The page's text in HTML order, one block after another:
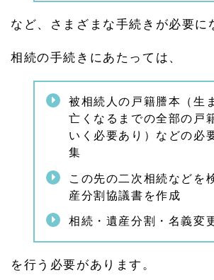
など、さまざまな手続きが必要に
相続の手続きにあたっては、
被相続人の戸籍謄本（生
亡くなるまでの全部の戸
いく必要あり）などの必
集
この先の二次相続などを
産分割協議書を作成
相続・遺産分割・名義変
を行う必要があります。